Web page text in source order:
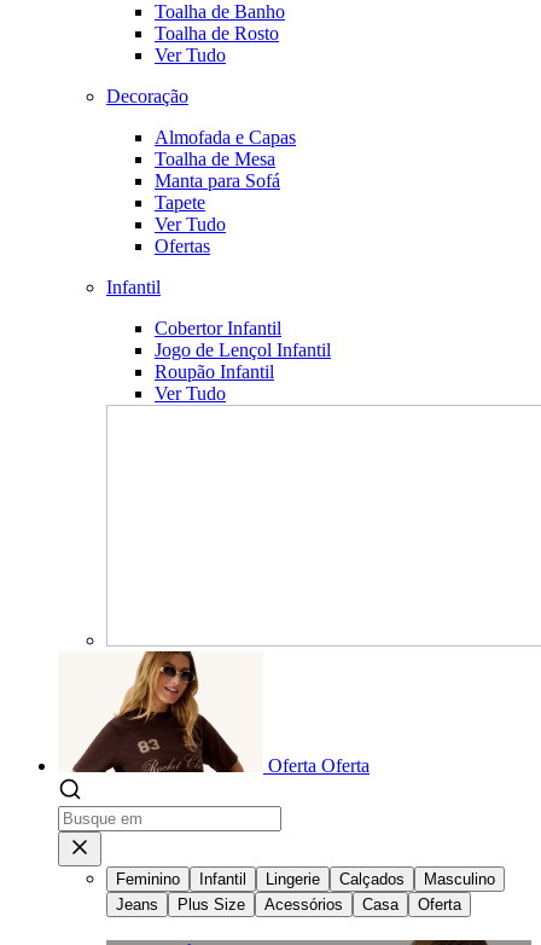
Toalha de Banho
Toalha de Rosto
Ver Tudo
Decoração
Almofada e Capas
Toalha de Mesa
Manta para Sofá
Tapete
Ver Tudo
Ofertas
Infantil
Cobertor Infantil
Jogo de Lençol Infantil
Roupão Infantil
Ver Tudo
Oferta Oferta
Feminino Infantil Lingerie Calçados
Masculino
Jeans
Plus Size Acessórios Casa Oferta